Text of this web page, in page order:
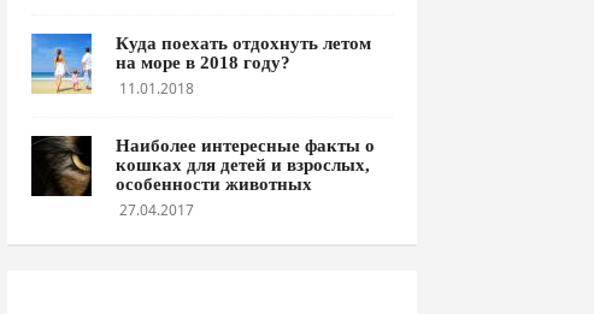
Куда поехать отдохнуть летом
на море в 2018 году?
11.01.2018
Наиболее интересные факты о
кошках для детей и взрослых,
особенности животных
27.04.2017